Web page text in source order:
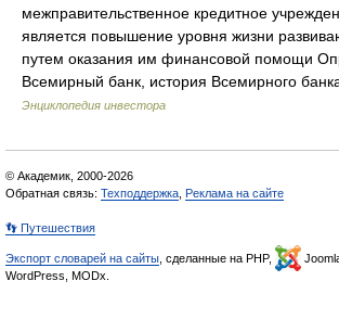
межправительственное кредитное
является повышение уровня жизни
путем оказания им финансовой помощи
Всемирный банк, история Всемирного
Энциклопедия инвестора
© Академик, 2000-2026
Обратная связь: Техподдержка Реклама на сайте
👣 Путешествия
Экспорт словарей на сайты , сделанные на PHP,
WordPress, MODx.